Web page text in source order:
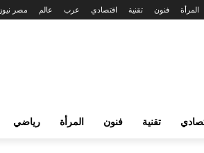
مصر نيوز عالم عرب اقتصادي تقنية فنون المرأة
تقنية فنون المرأة رياضي